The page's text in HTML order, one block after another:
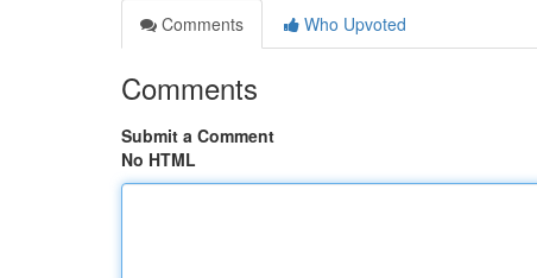
Comments
Who Upvoted
Comments
Submit a Comment
No HTML